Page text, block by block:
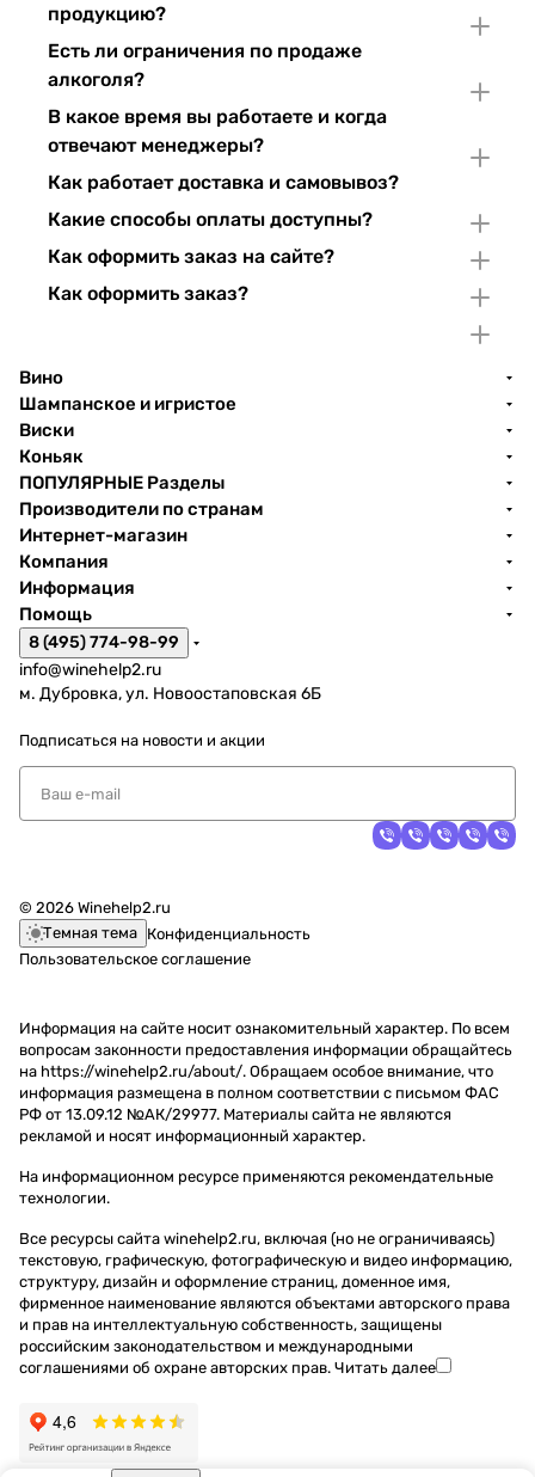
продукцию?
Есть ли ограничения по продаже
алкоголя?
В какое время вы работаете и когда
отвечают менеджеры?
Как работает доставка и самовывоз?
Какие способы оплаты доступны?
Как оформить заказ на сайте?
Как оформить заказ?
Вино
Шампанское и игристое
Виски
Коньяк
ПОПУЛЯРНЫЕ Разделы
Производители по странам
Интернет-магазин
Компания
Информация
Помощь
8 (495) 774-98-99
info@winehelp2.ru
м. Дубровка, ул. Новоостаповская 6Б
Подписаться на новости и акции
© 2026 Winehelp2.ru
Темная тема Конфиденциальность
Пользовательское соглашение
Информация на сайте носит ознакомительный характер. По всем
вопросам законности предоставления информации обращайтесь
на https://winehelp2.ru/about/. Обращаем особое внимание, что
информация размещена в полном соответствии с письмом ФАС
РФ от 13.09.12 №АК/29977. Материалы сайта не являются
рекламой и носят информационный характер.
На информационном ресурсе применяются рекомендательные
технологии.
Все ресурсы сайта winehelp2.ru, включая (но не ограничиваясь)
текстовую, графическую, фотографическую и видео информацию,
структуру, дизайн и оформление страниц, доменное имя,
фирменное наименование являются объектами авторского права
и прав на интеллектуальную собственность, защищены
российским законодательством и международными
соглашениями об охране авторских прав. Читать далее